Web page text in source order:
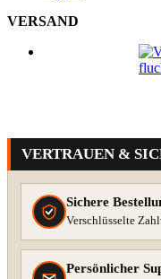
VERSAND
VERTRAUEN &
Sichere
Verschlüsselte
Persönlicher